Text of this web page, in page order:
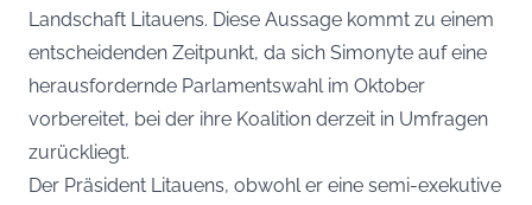
Landschaft Litauens. Diese Aussage kommt zu einem
entscheidenden Zeitpunkt, da sich Simonyte auf eine
herausfordernde Parlamentswahl im Oktober
vorbereitet, bei der ihre Koalition derzeit in Umfragen
zurückliegt.
Der Präsident Litauens, obwohl er eine semi-exekutive